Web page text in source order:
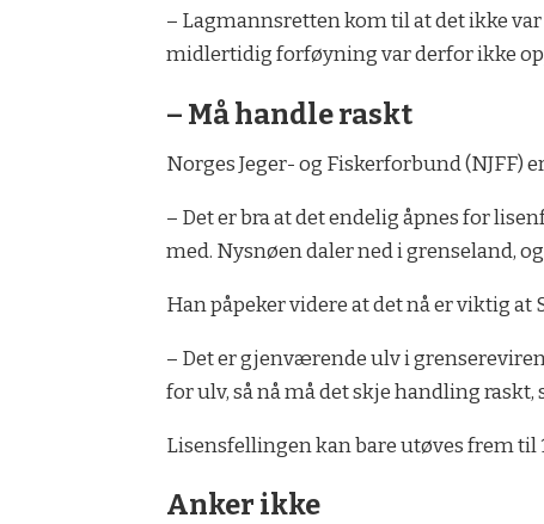
– Lagmannsretten kom til at det ikke
midlertidig forføyning var derfor ikke
– Må handle raskt
Norges Jeger- og Fiskerforbund
– Det er bra at det endelig åpnes for
med. Nysnøen daler ned i grenseland,
Han påpeker videre at det nå er viktig
– Det er gjenværende ulv i
for ulv, så nå må det skje handling raskt,
Lisensfellingen kan bare utøves frem til
Anker ikke